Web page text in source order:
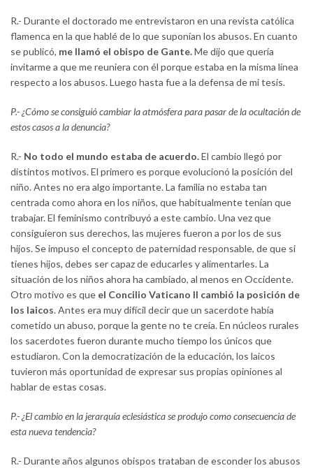
R.- Durante el doctorado me entrevistaron en una revista católica
flamenca en la que hablé de lo que suponían los abusos. En cuanto
se publicó, me llamó el obispo de Gante.Me dijo que quería
invitarme a que me reuniera con él porque estaba en la misma línea
respecto a los abusos. Luego hasta fue a la defensa de mi tesis.
P.- ¿Cómo se consiguió cambiar la atmósfera para pasar de la ocultación de
estos casos a la denuncia?
R.- No todo el mundo estaba de acuerdo.El cambio llegó por
distintos motivos. El primero es porque evolucionó la posición del
niño. Antes no era algo importante. La familia no estaba tan
centrada como ahora en los niños, que habitualmente tenían que
trabajar. El feminismo contribuyó a este cambio. Una vez que
consiguieron sus derechos, las mujeres fueron a por los de sus
hijos. Se impuso el concepto de paternidad responsable, de que si
tienes hijos, debes ser capaz de educarles y alimentarles. La
situación de los niños ahora ha cambiado, al menos en Occidente.
Otro motivo es que el Concilio Vaticano II cambió la posición de
los laicos. Antes era muy difícil decir que un sacerdote había
cometido un abuso, porque la gente no te creía. En núcleos rurales
los sacerdotes fueron durante mucho tiempo los únicos que
estudiaron. Con la democratización de la educación, los laicos
tuvieron más oportunidad de expresar sus propias opiniones al
hablar de estas cosas.
P.- ¿El cambio en la jerarquía eclesiástica se produjo como consecuencia de
esta nueva tendencia?
R.- Durante años algunos obispos trataban de esconder los abusos